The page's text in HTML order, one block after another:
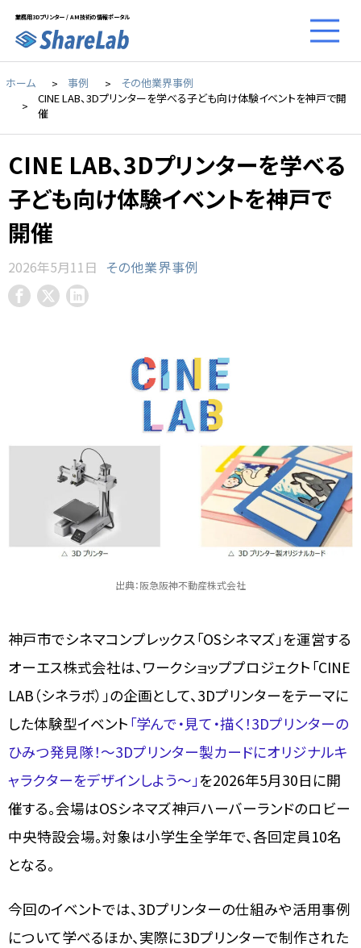
業務用3Dプリンター / AM技術の情報ポータル
ホーム 事例
その他業界事例
CINE LAB、3Dプリンターを学べる子ども向け体験イベントを神戸で開
催
CINE LAB、3Dプリンターを学べる
子ども向け体験イベントを神戸で
開催
2026年5月11日 その他業界事例
出典：阪急阪神不動産株式会社
神戸市でシネマコンプレックス「OSシネマズ」を運営する
オーエス株式会社は、ワークショッププロジェクト「CINE
LAB（シネラボ）」の企画として、3Dプリンターをテーマに
した体験型イベント 「学んで・見て・描く！3Dプリンターの
ひみつ発見隊！～3Dプリンター製カードにオリジナルキ
ャラクターをデザインしよう～」 を2026年5月30日に開
催する。会場はOSシネマズ神戸ハーバーランドのロビー
中央特設会場。対象は小学生全学年で、各回定員10名
となる。
今回のイベントでは、3Dプリンターの仕組みや活用事例
について学べるほか、実際に3Dプリンターで制作された